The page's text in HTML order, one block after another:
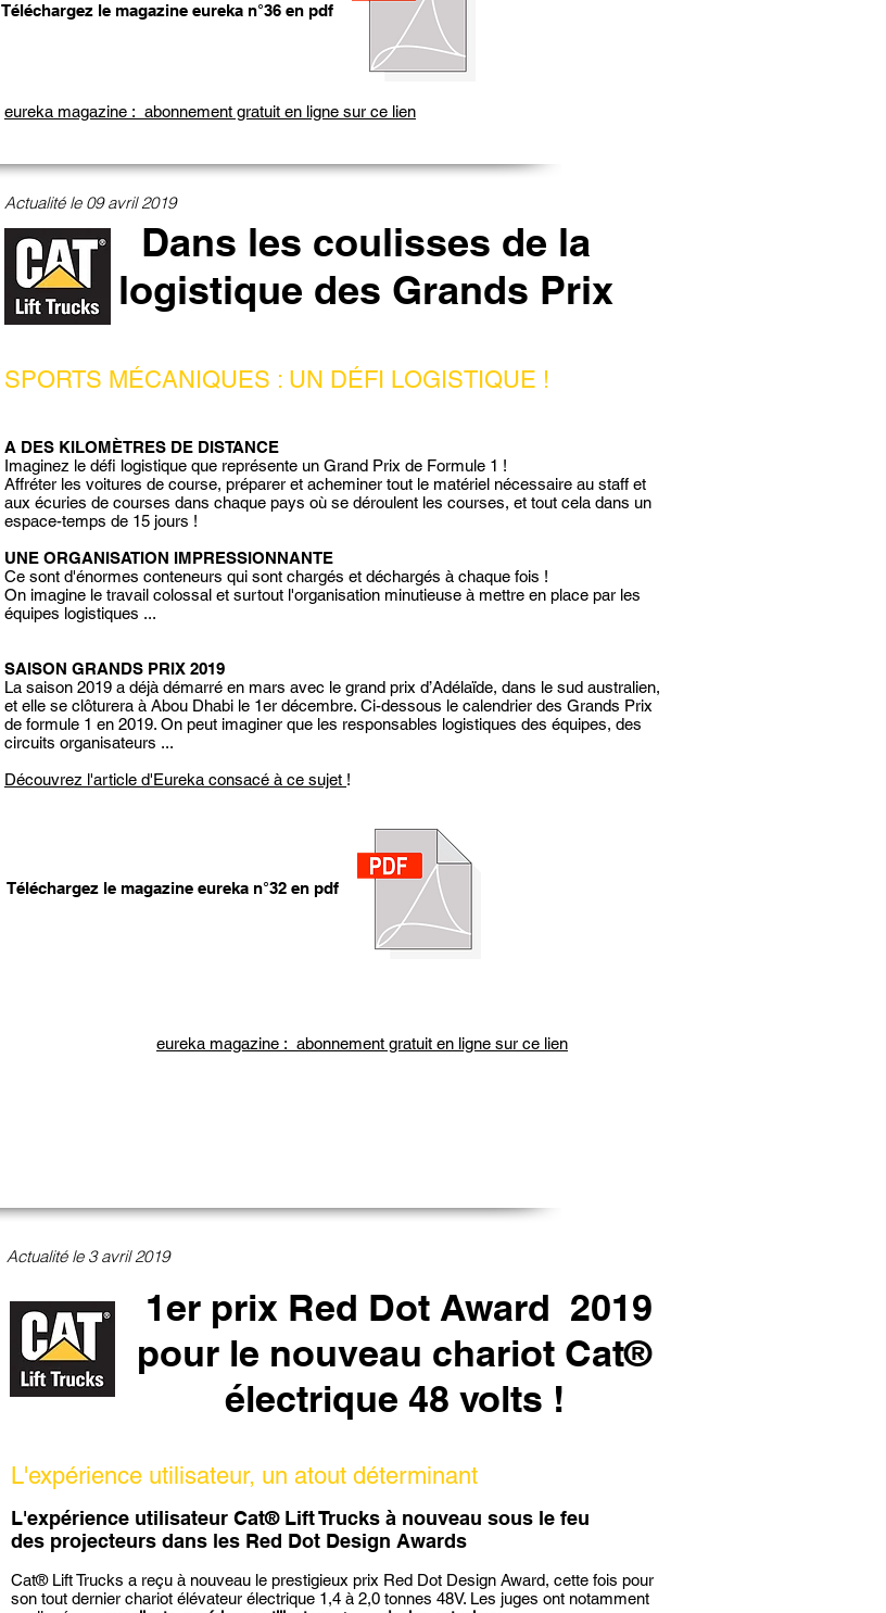
Téléchargez le magazine eureka n°36 en pdf
eureka magazine : abonnement gratuit en ligne sur ce lien
Actualité le 09 avril 2019
Dans les coulisses de la
logistique des Grands Prix
SPORTS MÉCANIQUES : UN DÉFI LOGISTIQUE !
A DES KILOMÈTRES DE DISTANCE
Imaginez le défi logistique que représente un Grand Prix de Formule 1 !
Affréter les voitures de course, préparer et acheminer tout le matériel nécessaire au staff et
aux écuries de courses dans chaque pays où se déroulent les courses, et tout cela dans un
espace-temps de 15 jours !
UNE ORGANISATION IMPRESSIONNANTE
Ce sont d'énormes conteneurs qui sont chargés et déchargés à chaque fois !
On imagine le travail colossal et surtout l'organisation minutieuse à mettre en place par les
équipes logistiques ...
SAISON GRANDS PRIX 2019
La saison 2019 a déjà démarré en mars avec le grand prix d’Adélaïde, dans le sud australien,
et elle se clôturera à Abou Dhabi le 1er décembre. Ci-dessous le calendrier des Grands Prix
de formule 1 en 2019. On peut imaginer que les responsables logistiques des équipes, des
circuits organisateurs ...
Découvrez l'article d'Eureka consacé à ce sujet !
Téléchargez le magazine eureka n°32 en pdf
eureka magazine : abonnement gratuit en ligne sur ce lien
Actualité le 3 avril 2019
1er prix Red Dot Award 2019
pour le nouveau chariot Cat®
électrique 48 volts !
L'expérience utilisateur, un atout déterminant
L'expérience utilisateur Cat® Lift Trucks à nouveau sous le feu
des projecteurs dans les Red Dot Design Awards
Cat® Lift Trucks a reçu à nouveau le prestigieux prix Red Dot Design Award, cette fois pour
son tout dernier chariot élévateur électrique 1,4 à 2,0 tonnes 48V. Les juges ont notamment